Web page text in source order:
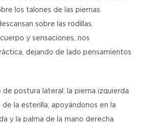
los talones de las piernas
sobre las rodillas.
y sensaciones, nos
dejando de lado pensamientos
de postura lateral: la pierna izquierda
la esterilla, apoyándonos en la
y la palma de la mano derecha